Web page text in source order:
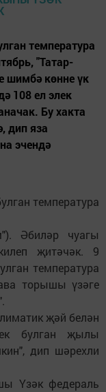
температура
"Татар-
шимбә көнне үк
108 ел элек
Бу хакта
дип яза
эчендә
температура
Әбиләр чуагы
җитәчәк. 9
температура
торышы үзәге
җәй белән
булган җылы
дип шәрехли
Үзәк федераль